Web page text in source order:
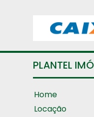
PLANTEL
Home
Locação